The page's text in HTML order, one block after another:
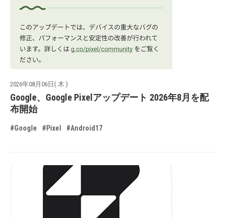
2026年08月06日( 木 )
Google、Google Pixelアップデート 2026年8月を配
布開始
#Google #Pixel #Android17